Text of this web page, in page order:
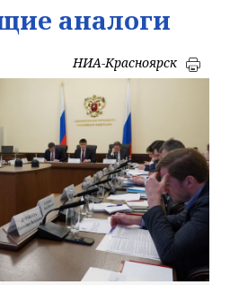
аналоги
НИА-Красноярск